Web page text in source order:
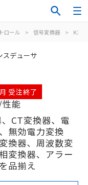
ロール > 信号変換器 > K3FL
スデューサ
受注終了
能
CT変換器、電
無効電力変換
換器、周波数変
変換器、アラー
品揃え